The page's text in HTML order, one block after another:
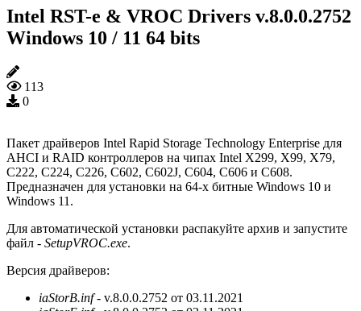
Intel RST-e & VROC Drivers v.8.0.0.2752
Windows 10 / 11 64 bits
113
0
Пакет драйверов Intel Rapid Storage Technology Enterprise для
AHCI и RAID контроллеров на чипах Intel X299, X99, X79,
C222, C224, C226, C602, C602J, C604, C606 и C608.
Предназначен для установки на 64-х битные Windows 10 и
Windows 11.
Для автоматической установки распакуйте архив и запустите
файл - SetupVROC.exe.
Версия драйверов:
iaStorB.inf- v.8.0.0.2752 от 03.11.2021